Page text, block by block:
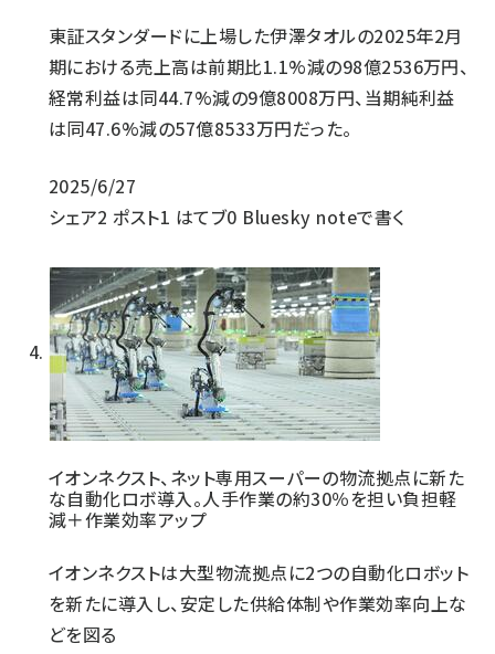
東証スタンダードに上場した伊澤タオルの2025年2月
期における売上高は前期比1.1%減の98億2536万円、
経常利益は同44.7%減の9億8008万円、当期純利益
は同47.6%減の57億8533万円だった。
2025/6/27
シェア2 ポスト1 はてブ0 Bluesky noteで書く
イオンネクスト、ネット専用スーパーの物流拠点に新た
な自動化ロボ導入。人手作業の約30％を担い負担軽
減＋作業効率アップ
イオンネクストは大型物流拠点に2つの自動化ロボット
を新たに導入し、安定した供給体制や作業効率向上な
どを図る